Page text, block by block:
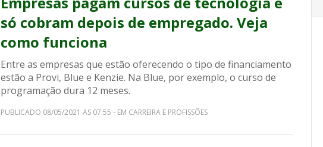
só cobram depois de empregado. Veja
como funciona
Entre as empresas que estão oferecendo o tipo de financiamento
estão a Provi, Blue e Kenzie. Na Blue, por exemplo, o curso de
programação dura 12 meses.
PUBLICADO 08/05/2021 AS 07:55 - EM CARREIRA E PROFISSÕES